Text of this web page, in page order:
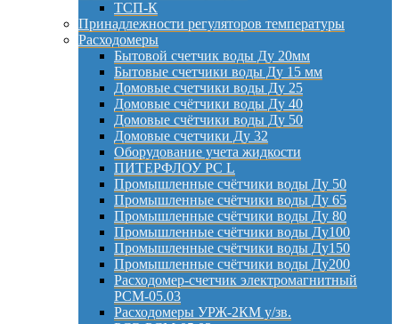
ТСП-К
Принадлежности регуляторов температуры
Расходомеры
Бытовой счетчик воды Ду 20мм
Бытовые счетчики воды Ду 15 мм
Домовые счетчики воды Ду 25
Домовые счётчики воды Ду 40
Домовые счётчики воды Ду 50
Домовые счетчики Ду 32
Оборудование учета жидкости
ПИТЕРФЛОУ РС L
Промышленные счётчики воды Ду 50
Промышленные счётчики воды Ду 65
Промышленные счётчики воды Ду 80
Промышленные счётчики воды Ду100
Промышленные счётчики воды Ду150
Промышленные счётчики воды Ду200
Расходомер-счетчик электромагнитный
РСМ-05.03
Расходомеры УРЖ-2КМ у/зв.